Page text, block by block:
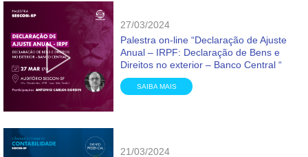
27/03/2024
Palestra on-line “Declaração de Ajuste
Anual – IRPF: Declaração de Bens e
Direitos no exterior – Banco Central “
SAIBA MAIS
21/03/2024